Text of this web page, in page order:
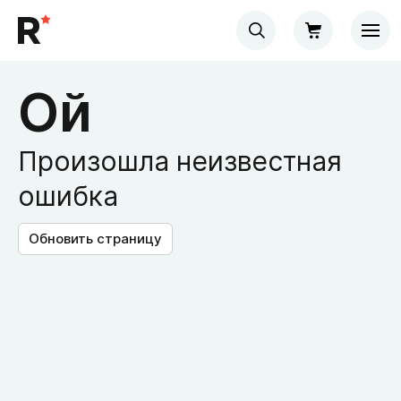
Ой
Произошла неизвестная
ошибка
Обновить страницу